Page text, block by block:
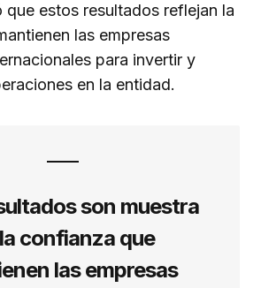
que estos resultados reflejan la
las empresas
para invertir y
en la entidad.
son muestra
confianza que
las empresas